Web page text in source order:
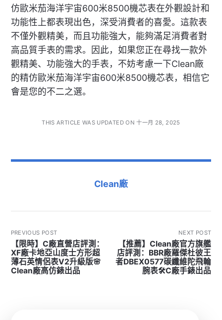
仿歐米茄海洋宇宙600米8500機芯表在外觀設計和
功能性上都表現出色，深受消費者的喜愛。這款表
不僅外觀精美，而且功能強大，能夠滿足消費者對
高品質手表的需求。因此，如果您正在尋找一款外
觀精美、功能強大的手表，不妨考慮一下Clean廠
的精仿歐米茄海洋宇宙600米8500機芯表，相信它
會是您的不二之選。
THIS ARTICLE WAS UPDATED ON 十一月 28, 2025
Clean廠
PREVIOUS POST
【限時】C廠直營店評測：
XF廠卡地亞山度士方形超
薄石英情侶表V2升級版🌸
Clean廠高仿錶出品
NEXT POST
【推薦】Clean廠官方旗艦
店評測：BBR廠羅傑杜彼王
者DBEX0577碳纖維陀飛輪
腕表🛠C廠手錶出品